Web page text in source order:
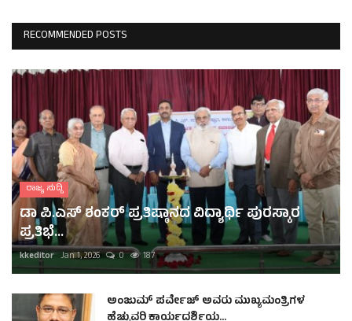
RECOMMENDED POSTS
ರಾಜ್ಯ ಸುದ್ದಿ
ಡಾ ಪಿ.ಎಸ್ ಶಂಕರ್ ಪ್ರತಿಷ್ಠಾನದ ವಿದ್ಯಾರ್ಥಿ ಪುರಸ್ಕಾರ
ಪ್ರತಿಭೆ...
kkeditor Jan 1, 2026 0 187
ಅಂಜುಮ್ ಪರ್ವೇಜ್ ಅವರು ಮುಖ್ಯಮಂತ್ರಿಗಳ